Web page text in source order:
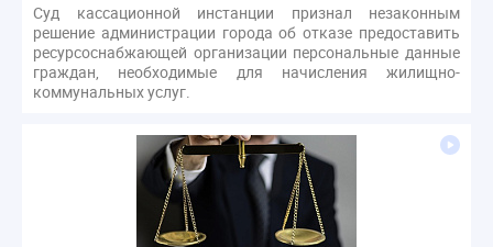
Суд кассационной инстанции признал незаконным
решение администрации города об отказе предоставить
ресурсоснабжающей организации персональные данные
граждан, необходимые для начисления жилищно-
коммунальных услуг.